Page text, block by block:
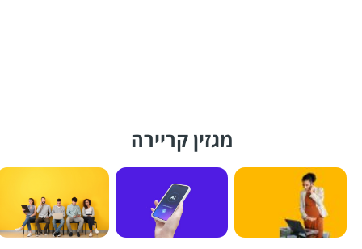
מגזין קריירה